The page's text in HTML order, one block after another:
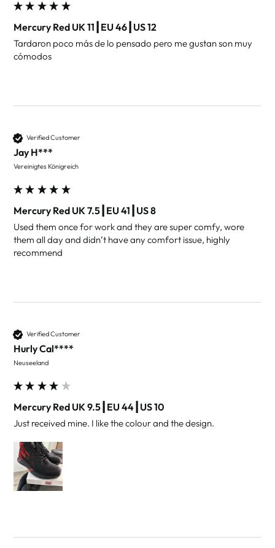
Mercury Red UK 11┃EU 46┃US 12
Tardaron poco más de lo pensado pero me gustan son muy
cómodos
Verified Customer
Jay H***
Vereinigtes Königreich
Mercury Red UK 7.5┃EU 41┃US 8
Used them once for work and they are super comfy, wore
them all day and didn’t have any comfort issue, highly
recommend
Verified Customer
Hurly Cal****
Neuseeland
Mercury Red UK 9.5┃EU 44┃US 10
Just received mine. I like the colour and the design.